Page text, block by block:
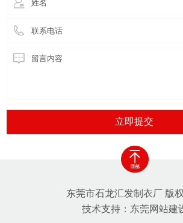
立即提交
东莞市石龙汇发制衣厂 版
技术支持： 东莞网站建